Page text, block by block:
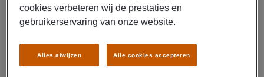
€ 16,00 - € 17,00 Per uur
Fulltime
VMBO / MAVO
cookies verbeteren wij de prestaties en
gebruikerservaring van onze website.
Alles afwijzen Alle cookies accepteren